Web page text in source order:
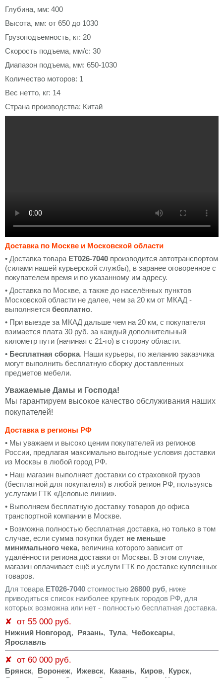
Глубина, мм: 400
Высота, мм: от 650 до 1030
Грузоподъемность, кг: 20
Скорость подъема, мм/с: 30
Диапазон подъема, мм: 650-1030
Количество моторов: 1
Вес нетто, кг: 14
Страна производства: Китай
Доставка по Москве и Московской области
• Доставка товара ET026-7040 производится автотранспортом
(силами нашей курьерской службы), в заранее оговоренное с
покупателем время и по указанному им адресу.
• Доставка по Москве, а также до населённых пунктов
Московской области не далее, чем за 20 км от МКАД -
выполняется бесплатно.
• При выезде за МКАД дальше чем на 20 км, с покупателя
взимается плата 30 руб. за каждый дополнительный
километр пути (начиная с 21-го) в сторону области.
• Бесплатная сборка. Наши курьеры, по желанию заказчика
могут выполнить бесплатную сборку доставленных
предметов мебели.
Уважаемые Дамы и Господа!
Мы гарантируем высокое качество обслуживания наших
покупателей!
Доставка в регионы РФ
• Мы уважаем и высоко ценим покупателей из регионов
России, предлагая максимально выгодные условия доставки
из Москвы в любой город РФ.
• Наш магазин выполняет доставки со страховкой грузов
(бесплатной для покупателя) в любой регион РФ, пользуясь
услугами ГТК «Деловые линии».
• Выполняем бесплатную доставку товаров до офиса
транспортной компании в Москве.
• Возможна полностью бесплатная доставка, но только в том
случае, если сумма покупки будет не меньше
минимального чека, величина которого зависит от
удалённости региона доставки от Москвы. В этом случае,
магазин оплачивает ещё и услуги ГТК по доставке купленных
товаров.
Для товара ET026-7040 стоимостью 26800 руб, ниже
приводиться список наиболее крупных городов РФ, для
которых возможна или нет - полностью бесплатная доставка.
✘ от 55 000 руб.
Нижний Новгород, Рязань, Тула, Чебоксары,
Ярославль
✘ от 60 000 руб.
Брянск, Воронеж, Ижевск, Казань, Киров, Курск,